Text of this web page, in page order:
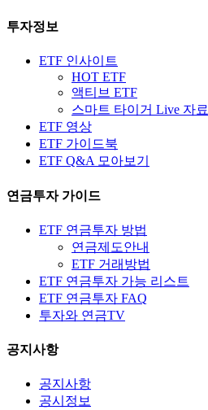
투자정보
ETF 인사이트
HOT ETF
액티브 ETF
스마트 타이거 Live 자료
ETF 영상
ETF 가이드북
ETF Q&A 모아보기
연금투자 가이드
ETF 연금투자 방법
연금제도안내
ETF 거래방법
ETF 연금투자 가능 리스트
ETF 연금투자 FAQ
투자와 연금TV
공지사항
공지사항
공시정보